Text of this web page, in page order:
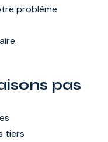
problème
pas
tiers